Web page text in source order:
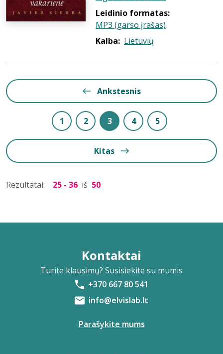
Leidinio formatas:
MP3 (garso įrašas)
Kalba: Lietuvių
Ankstesnis
1 2 3 4 5
Kitas
Rezultatai: 25 - 36 iš 50
Kontaktai
Turite klausimų? Susisiekite su mumis
+370 667 80 541
info@elvislab.lt
Parašykite mums